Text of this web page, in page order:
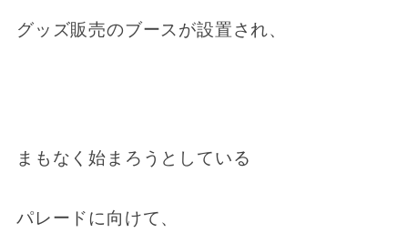
グッズ販売のブースが設置され、
まもなく始まろうとしている
パレードに向けて、